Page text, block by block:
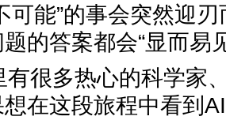
可能”的事会突然迎
的答案都会“显而易
有很多热心的科学家
在这段旅程中看到